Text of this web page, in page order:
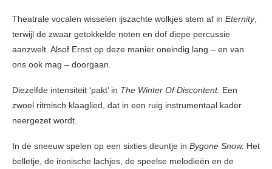
Theatrale vocalen wisselen ijszachte wolkjes stem af in Eternity,
terwijl de zwaar getokkelde noten en dof diepe percussie
aanzwelt. Alsof Ernst op deze manier oneindig lang – en van
ons ook mag – doorgaan.
Diezelfde intensiteit ‘pakt’ in The Winter Of Discontent. Een
zwoel ritmisch klaaglied, dat in een ruig instrumentaal kader
neergezet wordt.
In de sneeuw spelen op een sixties deuntje in Bygone Snow. Het
belletje, de ironische lachjes, de speelse melodieën en de